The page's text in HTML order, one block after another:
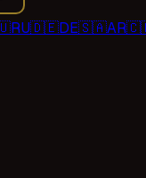
RU🇩🇪DE🇸🇦AR